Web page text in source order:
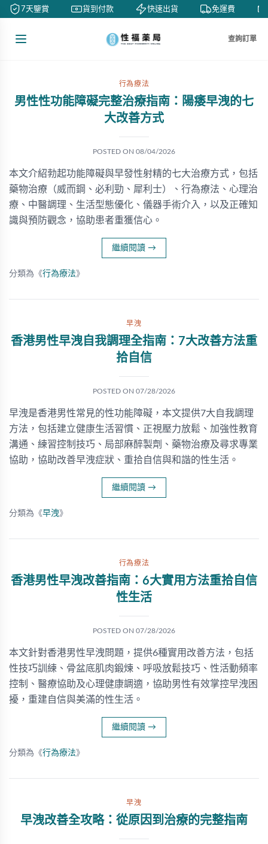
7天鑒賞 貨到付款 快速出貨 免運費
查詢訂單
行為療法
男性性功能障礙完整治療指南：陽痿早洩的七
大改善方式
POSTED ON 08/04/2026
本文介紹勃起功能障礙與早發性射精的七大治療方式，包括
藥物治療（威而鋼、必利勁、犀利士）、行為療法、心理治
療、中醫調理、生活型態優化、儀器手術介入，以及正確知
識與預防觀念，協助患者重獲信心。
繼續閱讀 →
分類為《行為療法》
早洩
香港男性早洩自我調理全指南：7大改善方法重
拾自信
POSTED ON 07/28/2026
早洩是香港男性常見的性功能障礙，本文提供7大自我調理
方法，包括建立健康生活習慣、正視壓力放鬆、加強性教育
溝通、練習控制技巧、局部麻醉製劑、藥物治療及尋求專業
協助，協助改善早洩症狀、重拾自信與和諧的性生活。
繼續閱讀 →
分類為《早洩》
行為療法
香港男性早洩改善指南：6大實用方法重拾自信
性生活
POSTED ON 07/28/2026
本文針對香港男性早洩問題，提供6種實用改善方法，包括
性技巧訓練、骨盆底肌肉鍛煉、呼吸放鬆技巧、性活動頻率
控制、醫療協助及心理健康調適，協助男性有效掌控早洩困
擾，重建自信與美滿的性生活。
繼續閱讀 →
分類為《行為療法》
早洩
早洩改善全攻略：從原因到治療的完整指南